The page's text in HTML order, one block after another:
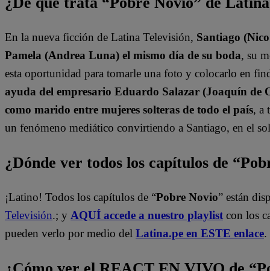
En la nueva ficción de Latina Televisión, Santiago
Pamela (Andrea Luna) el mismo día de su boda, su
esta oportunidad para tomarle una foto y colocarlo en
ayuda del empresario Eduardo Salazar (Joaquín de
como marido entre mujeres solteras de todo el país, a
un fenómeno mediático convirtiendo a Santiago, en el
¿Dónde ver todos los capítulos de
¡Latino! Todos los capítulos de “Pobre Novio” están
Televisión.; y AQUÍ accede a nuestro playlist con los
pueden verlo por medio del Latina.pe en ESTE enlace.